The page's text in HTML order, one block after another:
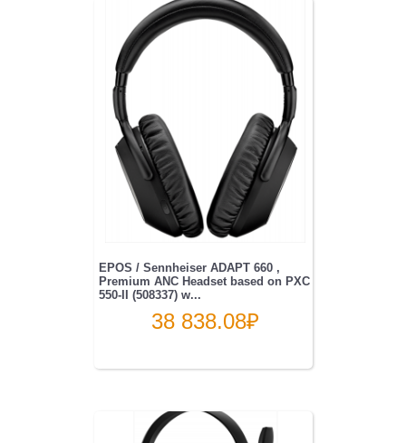
EPOS / Sennheiser ADAPT 660 ,
Premium ANC Headset based on PXC
550-II (508337) w...
38 838.08₽